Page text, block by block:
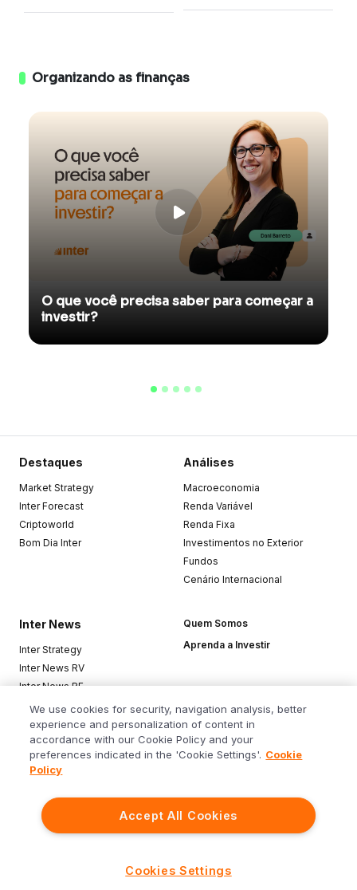
Organizando as finanças
O que você precisa saber para começar a
investir?
Siga o Inter
Destaques
Market Strategy
Inter Forecast
Criptoworld
Bom Dia Inter
Análises
Macroeconomia
Renda Variável
Renda Fixa
Investimentos no Exterior
Fundos
Cenário Internacional
Inter News
Inter Strategy
Inter News RV
Inter News RF
Top Funds
Quem Somos
Aprenda a Investir
Baixe o app
We use cookies for security, navigation analysis, better
experience and personalization of content in
accordance with our Cookie Policy and your
preferences indicated in the 'Cookie Settings'. Cookie
Policy
Accept All Cookies
Cookies Settings